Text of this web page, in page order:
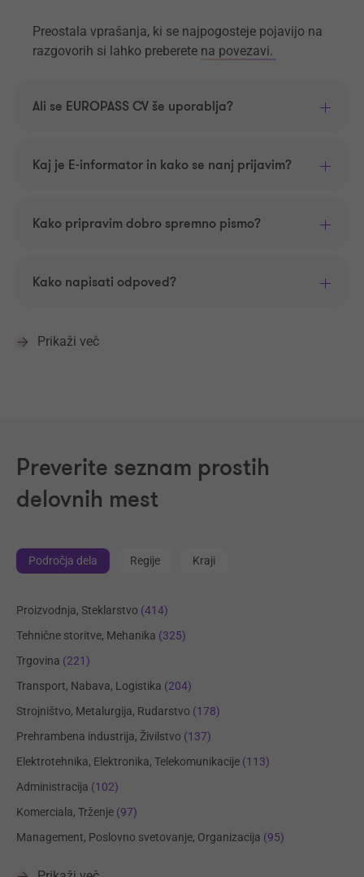
Preostala vprašanja, ki se najpogosteje pojavijo na
razgovorih si lahko preberete na povezavi.
Ali se EUROPASS CV še uporablja?
Kaj je E-informator in kako se nanj prijavim?
Kako pripravim dobro spremno pismo?
Kako napisati odpoved?
Prikaži več
Preverite seznam prostih
delovnih mest
Področja dela Regije Kraji
Proizvodnja, Steklarstvo (414)
Tehnične storitve, Mehanika (325)
Trgovina (221)
Transport, Nabava, Logistika (204)
Strojništvo, Metalurgija, Rudarstvo (178)
Prehrambena industrija, Živilstvo (137)
Elektrotehnika, Elektronika, Telekomunikacije (113)
Administracija (102)
Komerciala, Trženje (97)
Management, Poslovno svetovanje, Organizacija (95)